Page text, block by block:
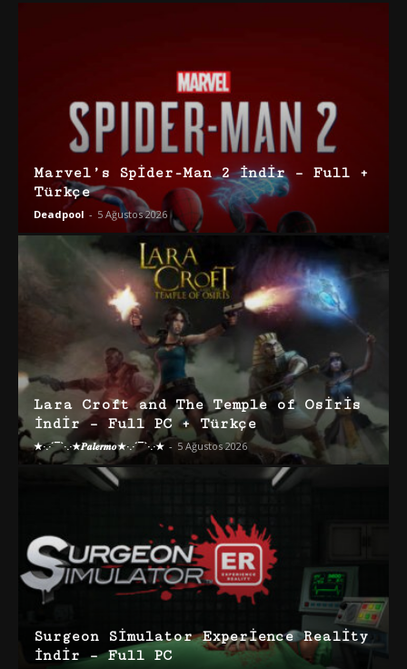
Marvel’s Spider-Man 2 İndir – Full +
Türkçe
Deadpool - 5 Ağustos 2026
Lara Croft and The Temple of Osiris
İndir – Full PC + Türkçe
★·.·´¯`·.·★𝑷𝒂𝒍𝒆𝒓𝒎𝒐★·.·´¯`·.·★ - 5 Ağustos 2026
Surgeon Simulator Experience Reality
İndir – Full PC